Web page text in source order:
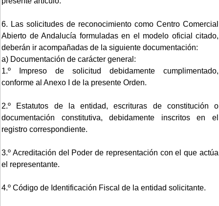
6. Las solicitudes de reconocimiento como Centro Comercial
Abierto de Andalucía formuladas en el modelo oficial citado,
deberán ir acompañadas de la siguiente documentación:
a) Documentación de carácter general:
1.º Impreso de solicitud debidamente cumplimentado,
conforme al Anexo I de la presente Orden.
2.º Estatutos de la entidad, escrituras de constitución o
documentación constitutiva, debidamente inscritos en el
registro correspondiente.
3.º Acreditación del Poder de representación con el que actúa
el representante.
4.º Código de Identificación Fiscal de la entidad solicitante.